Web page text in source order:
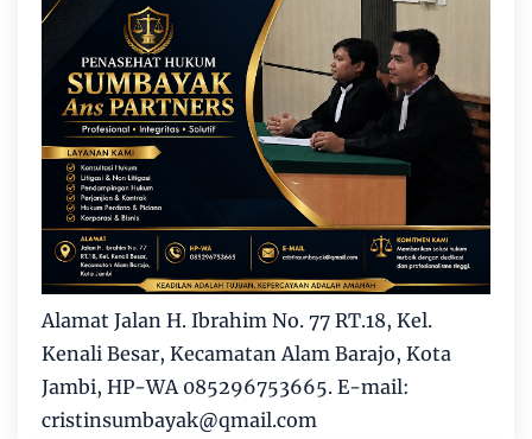
Alamat Jalan H. Ibrahim No. 77 RT.18, Kel.
Kenali Besar, Kecamatan Alam Barajo, Kota
Jambi, HP-WA 085296753665. E-mail:
cristinsumbayak@qmail.com